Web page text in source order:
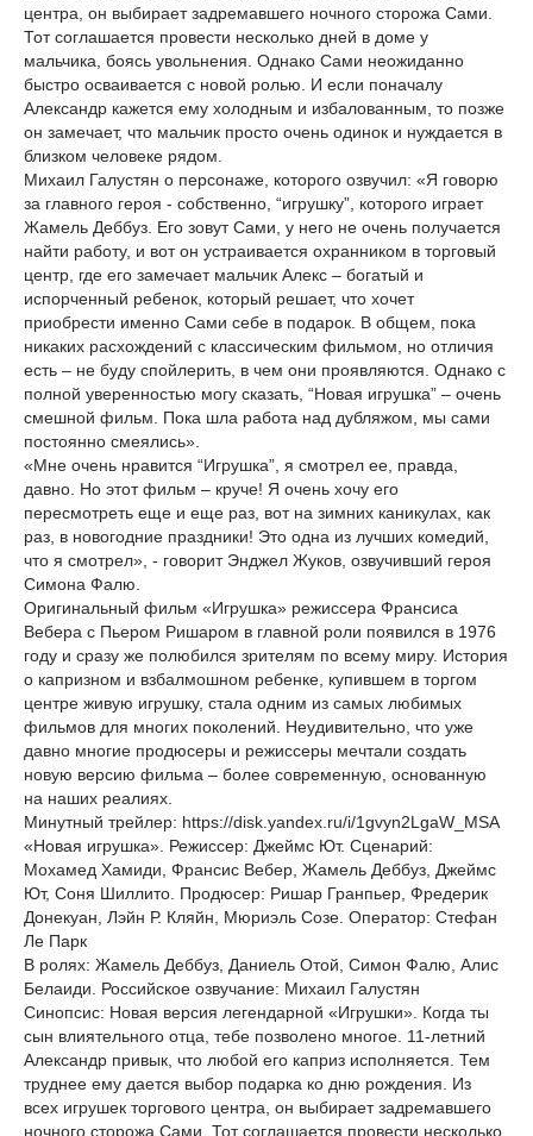
центра, он выбирает задремавшего ночного сторожа Сами.
Тот соглашается провести несколько дней в доме у
мальчика, боясь увольнения. Однако Сами неожиданно
быстро осваивается с новой ролью. И если поначалу
Александр кажется ему холодным и избалованным, то позже
он замечает, что мальчик просто очень одинок и нуждается в
близком человеке рядом.
Михаил Галустян о персонаже, которого озвучил: «Я говорю
за главного героя - собственно, “игрушку”, которого играет
Жамель Деббуз. Его зовут Сами, у него не очень получается
найти работу, и вот он устраивается охранником в торговый
центр, где его замечает мальчик Алекс – богатый и
испорченный ребенок, который решает, что хочет
приобрести именно Сами себе в подарок. В общем, пока
никаких расхождений с классическим фильмом, но отличия
есть – не буду спойлерить, в чем они проявляются. Однако с
полной уверенностью могу сказать, “Новая игрушка” – очень
смешной фильм. Пока шла работа над дубляжом, мы сами
постоянно смеялись».
«Мне очень нравится “Игрушка”, я смотрел ее, правда,
давно. Но этот фильм – круче! Я очень хочу его
пересмотреть еще и еще раз, вот на зимних каникулах, как
раз, в новогодние праздники! Это одна из лучших комедий,
что я смотрел», - говорит Энджел Жуков, озвучивший героя
Симона Фалю.
Оригинальный фильм «Игрушка» режиссера Франсиса
Вебера с Пьером Ришаром в главной роли появился в 1976
году и сразу же полюбился зрителям по всему миру. История
о капризном и взбалмошном ребенке, купившем в торгом
центре живую игрушку, стала одним из самых любимых
фильмов для многих поколений. Неудивительно, что уже
давно многие продюсеры и режиссеры мечтали создать
новую версию фильма – более современную, основанную
на наших реалиях.
Минутный трейлер: https://disk.yandex.ru/i/1gvyn2LgaW_MSA
«Новая игрушка». Режиссер: Джеймс Ют. Сценарий:
Мохамед Хамиди, Франсис Вебер, Жамель Деббуз, Джеймс
Ют, Соня Шиллито. Продюсер: Ришар Гранпьер, Фредерик
Донекуан, Лэйн Р. Кляйн, Мюриэль Созе. Оператор: Стефан
Ле Парк
В ролях: Жамель Деббуз, Даниель Отой, Симон Фалю, Алис
Белаиди. Российское озвучание: Михаил Галустян
Синопсис: Новая версия легендарной «Игрушки». Когда ты
сын влиятельного отца, тебе позволено многое. 11-летний
Александр привык, что любой его каприз исполняется. Тем
труднее ему дается выбор подарка ко дню рождения. Из
всех игрушек торгового центра, он выбирает задремавшего
ночного сторожа Сами. Тот соглашается провести несколько